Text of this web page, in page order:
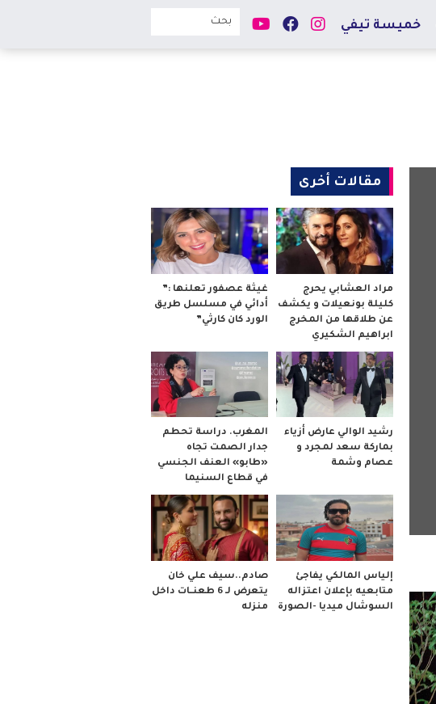
خميسة تيفي
مقالات أخرى
مراد العشابي يحرج
كليلة بونعيلات و يكشف
عن طلاقها من المخرج
ابراهيم الشكيري
غيثة عصفور تعلنها :”
أدائي في مسلسل طريق
الورد كان كارثي”
رشيد الوالي عارض أزياء
بماركة سعد لمجرد و
عصام وشمة
المغرب. دراسة تحطم
جدار الصمت تجاه
«طابو» العنف الجنسي
في قطاع السنيما
إلياس المالكي يفاجئ
متابعيه بإعلان اعتزاله
السوشال ميديا -الصورة
صادم..سيف علي خان
يتعرض لـ 6 طعنــات داخل
منزله